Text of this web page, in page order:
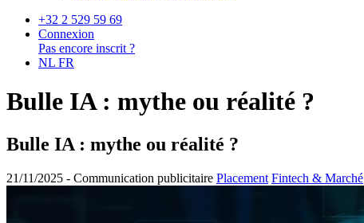
+32 2 529 59 69
Connexion
Pas encore inscrit ?
NL FR
Bulle IA : mythe ou réalité ?
Bulle IA : mythe ou réalité ?
21/11/2025 - Communication publicitaire Placement Fintech & Marché